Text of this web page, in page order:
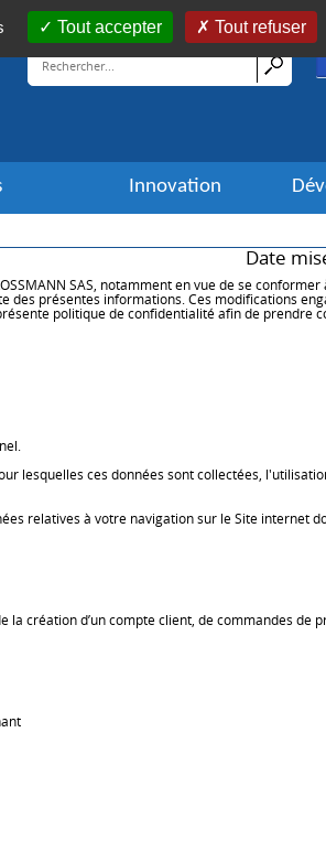
Innovation
Date
SAS, notamment en vue de se
présentes informations. Ces modifications
politique de confidentialité afin de prendre
lesquelles ces données sont collectées,
relatives à votre navigation sur le Site internet
création d’un compte client, de commandes de
Tout accepter Tout refuser